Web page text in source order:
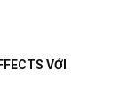
VỚI